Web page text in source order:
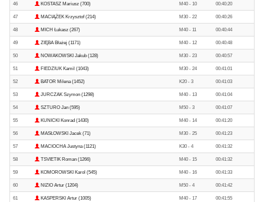
46 KOSTASZ Mariusz (700) M40 - 10 00:40:20
47 MACIĄŻEK Krzysztof (214) M30 - 22 00:40:26
48 MICH Łukasz (267) M40 - 11 00:40:44
49 ZIĘBA Błażej (1171) M40 - 12 00:40:48
50 NOWAKOWSKI Jakub (128) M30 - 23 00:40:57
51 FIEDZIUK Kamil (1043) M30 - 24 00:41:01
52 BATOR Milena (1452) K20 - 3 00:41:03
53 JURCZAK Szymon (1298) M40 - 13 00:41:04
54 SZTURO Jan (595) M50 - 3 00:41:07
55 KUNICKI Konrad (1430) M40 - 14 00:41:20
56 MASŁOWSKI Jacek (71) M30 - 25 00:41:23
57 MACIOCHA Justyna (1121) K30 - 4 00:41:32
58 TSVIETIK Roman (1266) M40 - 15 00:41:32
59 KOMOROWSKI Karol (545) M40 - 16 00:41:33
60 NIZIO Artur (1204) M50 - 4 00:41:42
61 KASPERSKI Artur (1005) M40 - 17 00:41:55